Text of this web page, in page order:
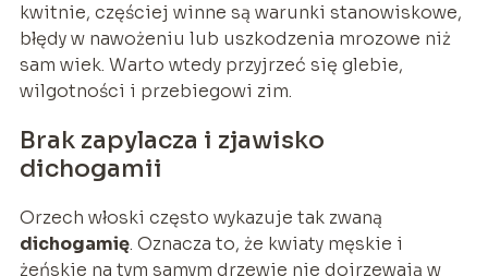
kwitnie, częściej winne są warunki stanowiskowe,
błędy w nawożeniu lub uszkodzenia mrozowe niż
sam wiek. Warto wtedy przyjrzeć się glebie,
wilgotności i przebiegowi zim.
Brak zapylacza i zjawisko
dichogamii
Orzech włoski często wykazuje tak zwaną
dichogamię. Oznacza to, że kwiaty męskie i
żeńskie na tym samym drzewie nie dojrzewają w